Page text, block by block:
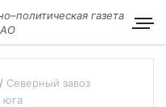
газета
АО
Северный завоз
юга